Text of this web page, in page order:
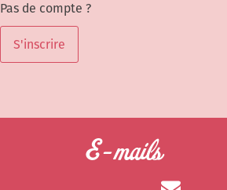
Pas de compte ?
S'inscrire
E-mails